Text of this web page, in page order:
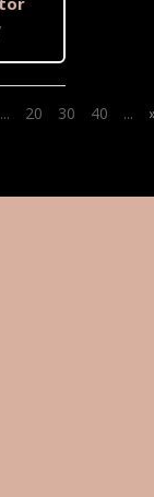
... 20 30 40 ...